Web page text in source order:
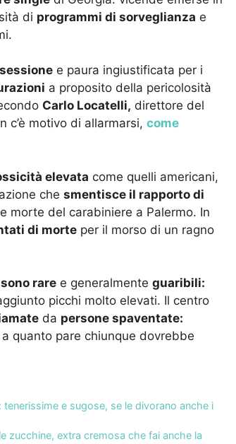
di programmi di sorveglianza e
e paura ingiustificata per i
a proposito della pericolosità
Carlo Locatelli, direttore del
c’è motivo di allarmarsi, come
elevata come quelli americani,
che smentisce il rapporto di
morte del carabiniere a Palermo. In
di morte per il morso di un ragno
sono rare e generalmente guaribili:
picchi molto elevati. Il centro
da persone spaventate:
quanto pare chiunque dovrebbe
e sugose, se le divorano anche i
zucchine, extra cremosa che fai anche la